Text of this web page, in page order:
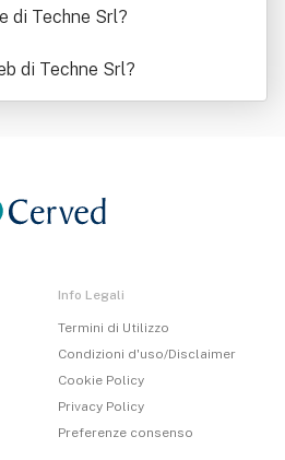
di Techne Srl?
di Techne Srl?
Info Legali
Termini di Utilizzo
Condizioni d'uso/Disclaimer
Cookie Policy
Privacy Policy
Preferenze consenso